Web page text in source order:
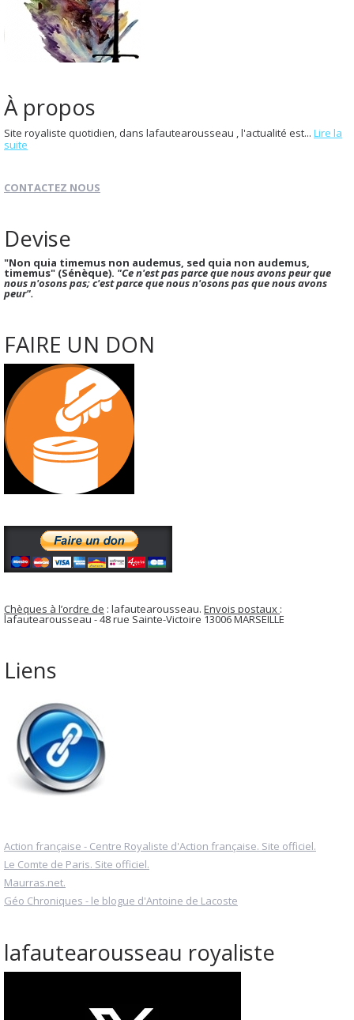
À propos
Site royaliste quotidien, dans lafautearousseau , l'actualité est... Lire la
suite
CONTACTEZ NOUS
Devise
"Non quia timemus non audemus, sed quia non audemus,
timemus" (Sénèque). "Ce n'est pas parce que nous avons peur que
nous n'osons pas; c'est parce que nous n'osons pas que nous avons
peur".
FAIRE UN DON
Chèques à l’ordre de : lafautearousseau. Envois postaux :
lafautearousseau - 48 rue Sainte-Victoire 13006 MARSEILLE
Liens
Action française - Centre Royaliste d'Action française. Site officiel.
Le Comte de Paris. Site officiel.
Maurras.net.
Géo Chroniques - le blogue d'Antoine de Lacoste
lafautearousseau royaliste